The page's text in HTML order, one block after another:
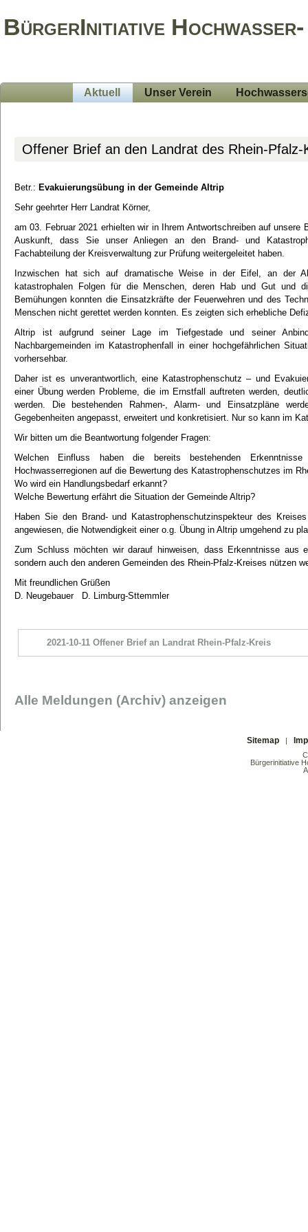
BürgerInitiative
Aktuell Unser Verein
Offener Brief an den Landrat des Rhein-
Betr.: Evakuierungsübung in der Gemeinde Altrip
Sehr geehrter Herr Landrat Körner,
am 03. Februar 2021 erhielten wir in Ihrem Antwortschreiben auf
Auskunft, dass Sie unser Anliegen an den Brand- und
Fachabteilung der Kreisverwaltung zur Prüfung weitergeleitet haben.
Inzwischen hat sich auf dramatische Weise in der Eifel, an der
katastrophalen Folgen für die Menschen, deren Hab und Gut und
Bemühungen konnten die Einsatzkräfte der Feuerwehren und des
Menschen nicht gerettet werden konnten. Es zeigten sich erhebliche
Altrip ist aufgrund seiner Lage im Tiefgestade und seiner
Nachbargemeinden im Katastrophenfall in einer hochgefährlichen
vorhersehbar.
Daher ist es unverantwortlich, eine Katastrophenschutz – und
einer Übung werden Probleme, die im Ernstfall auftreten werden,
werden. Die bestehenden Rahmen-, Alarm- und Einsatzpläne
Gegebenheiten angepasst, erweitert und konkretisiert. Nur so kann im
Wir bitten um die Beantwortung folgender Fragen:
Welchen Einfluss haben die bereits bestehenden
Hochwasserregionen auf die Bewertung des Katastrophenschutzes im
Wo wird ein Handlungsbedarf erkannt?
Welche Bewertung erfährt die Situation der Gemeinde Altrip?
Haben Sie den Brand- und Katastrophenschutzinspekteur des
angewiesen, die Notwendigkeit einer o.g. Übung in Altrip umgehend zu
Zum Schluss möchten wir darauf hinweisen, dass Erkenntnisse aus
sondern auch den anderen Gemeinden des Rhein-Pfalz-Kreises nützen
Mit freundlichen Grüßen
D. Neugebauer D. Limburg-Sttemmler
2021-10-11 Offener Brief an Landrat Rhein-Pfalz-Kreis
Alle Meldungen (Archiv) anzeigen
Sitemap |
Bürgerinitiative